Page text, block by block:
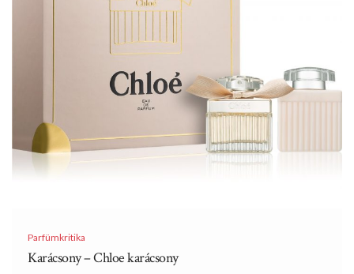
Parfümkritika
Karácsony – Chloe karácsony